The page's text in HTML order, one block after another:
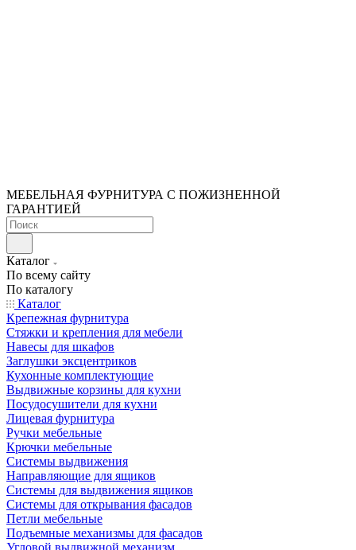
МЕБЕЛЬНАЯ ФУРНИТУРА С ПОЖИЗНЕННОЙ
ГАРАНТИЕЙ
Каталог
По всему сайту
По каталогу
Каталог
Крепежная фурнитура
Стяжки и крепления для мебели
Навесы для шкафов
Заглушки эксцентриков
Кухонные комплектующие
Выдвижные корзины для кухни
Посудосушители для кухни
Лицевая фурнитура
Ручки мебельные
Крючки мебельные
Системы выдвижения
Направляющие для ящиков
Системы для выдвижения ящиков
Системы для открывания фасадов
Петли мебельные
Подъемные механизмы для фасадов
Угловой выдвижной механизм